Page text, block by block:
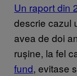
Un raport din
descrie cazul
avea de doi
rușine, la fel
fund, evitase